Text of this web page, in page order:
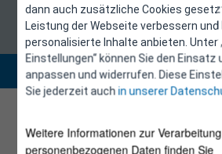
dann auch zusätzliche Cookies
Leistung der Webseite verbessern und
personalisierte Inhalte anbieten. Unter
Einstellungen“ können Sie den Einsatz
anpassen und widerrufen. Diese
Sie jederzeit auchin unserer
Weitere Informationen zur
personenbezogenen Daten finden Sie
Copyright 2026 © E-